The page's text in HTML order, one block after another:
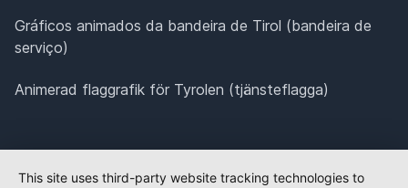
Gráficos animados da bandeira de Tirol (bandeira de
serviço)
Animerad flaggrafik för Tyrolen (tjänsteflagga)
This site uses third-party website tracking technologies to